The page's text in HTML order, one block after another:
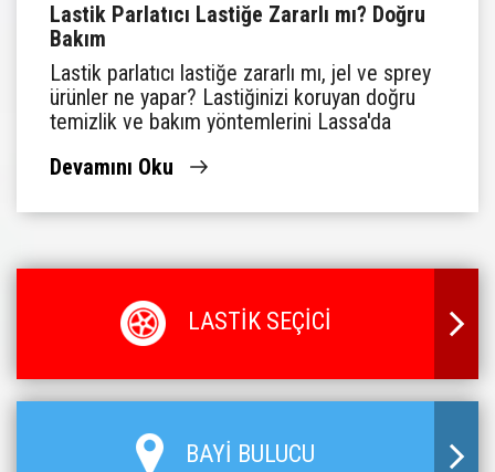
Lastik Parlatıcı Lastiğe Zararlı mı? Doğru
Bakım
Lastik parlatıcı lastiğe zararlı mı, jel ve sprey
ürünler ne yapar? Lastiğinizi koruyan doğru
temizlik ve bakım yöntemlerini Lassa'da
Devamını Oku
LASTİK SEÇİCİ
BAYİ BULUCU